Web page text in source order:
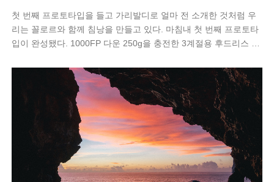
첫 번째 프로토타입을 들고 가리발디로 얼마 전 소개한 것처럼 우
리는 꼴로르와 함께 침낭을 만들고 있다. 마침내 첫 번째 프로토타
입이 완성됐다. 1000FP 다운 250g을 충전한 3계절용 후드리스 침